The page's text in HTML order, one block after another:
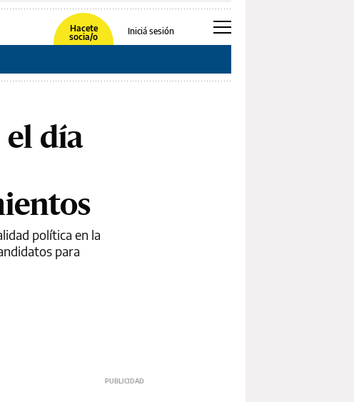
Hacete
socia/o
Iniciá sesión
día
política en la
para